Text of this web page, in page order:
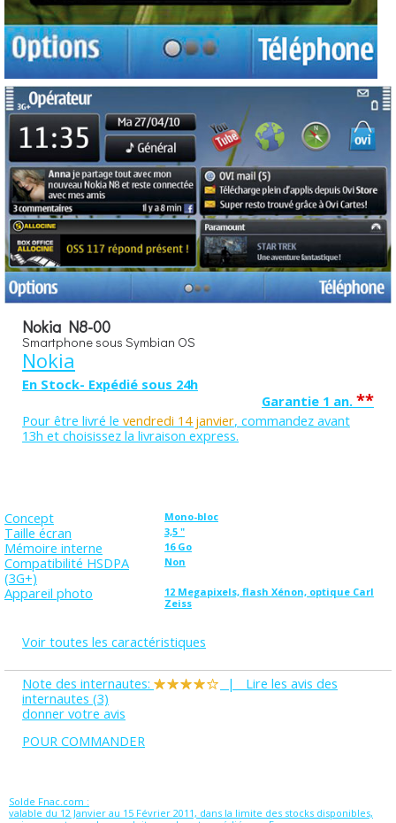
Nokia N8-00
Smartphone sous Symbian OS
Nokia
En Stock- Expédié sous 24h
Garantie 1 an. **
Pour être livré le vendredi 14 janvier, commandez avant
13h et choisissez la livraison express.
Concept Mono-bloc
Taille écran 3,5 "
Mémoire interne 16 Go
Compatibilité HSDPA
(3G+)
Non
Appareil photo
12 Megapixels, flash Xénon, optique Carl
Zeiss
Voir toutes les caractéristiques
Note des internautes: |
Lire les avis des
internautes (3)
donner votre avis
POUR COMMANDER
Solde Fnac.com :
valable du 12 Janvier au 15 Février 2011, dans la limite des stocks disponibles,